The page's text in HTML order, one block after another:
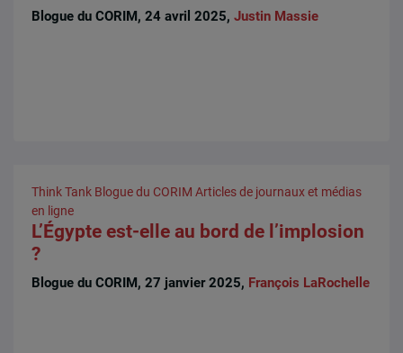
Blogue du CORIM, 24 avril 2025,Justin Massie
Think Tank Blogue du CORIM Articles de journaux et médias
en ligne
L’Égypte est-elle au bord de l’implosion
?
Blogue du CORIM, 27 janvier 2025, François LaRochelle